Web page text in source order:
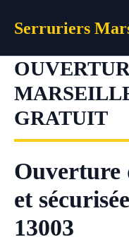
Serruriers
GRATUIT
Ouverture
et
13003